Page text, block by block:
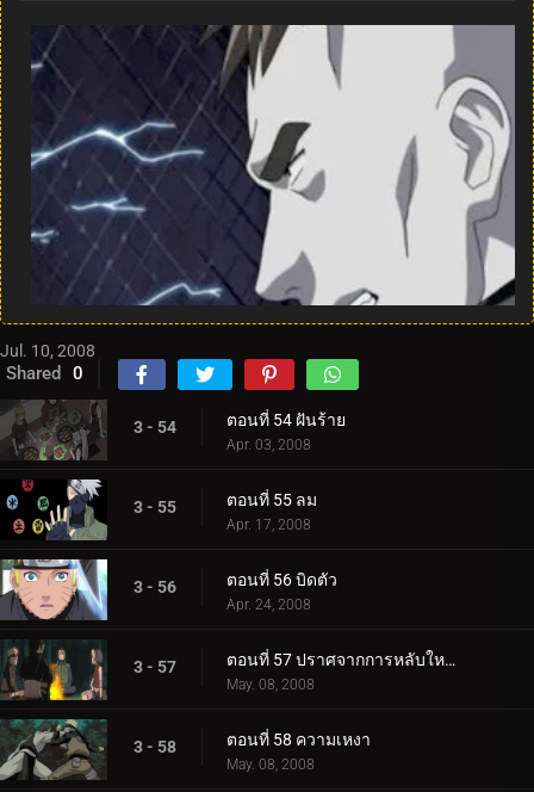
Jul. 10, 2008
Shared 0
3 - 54 ตอนที่ 54 ฝันร้าย
Apr. 03, 2008
3 - 55 ตอนที่ 55 ลม
Apr. 17, 2008
3 - 56 ตอนที่ 56 บิดตัว
Apr. 24, 2008
3 - 57 ตอนที่ 57 ปราศจากการหลับใหลชั่วนิรันดร์
May. 08, 2008
3 - 58 ตอนที่ 58 ความเหงา
May. 08, 2008